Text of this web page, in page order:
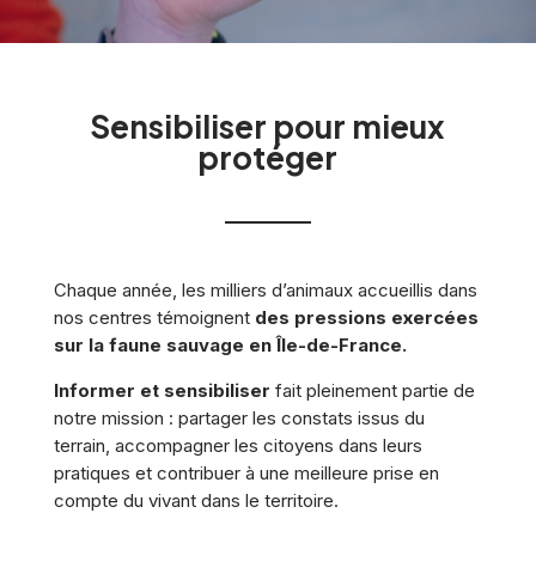
Sensibiliser pour mieux
protéger
Chaque année, les milliers d’animaux accueillis dans
nos centres témoignent des pressions exercées
sur la faune sauvage en Île-de-France.
Informer et sensibiliser fait pleinement partie de
notre mission : partager les constats issus du
terrain, accompagner les citoyens dans leurs
pratiques et contribuer à une meilleure prise en
compte du vivant dans le territoire.